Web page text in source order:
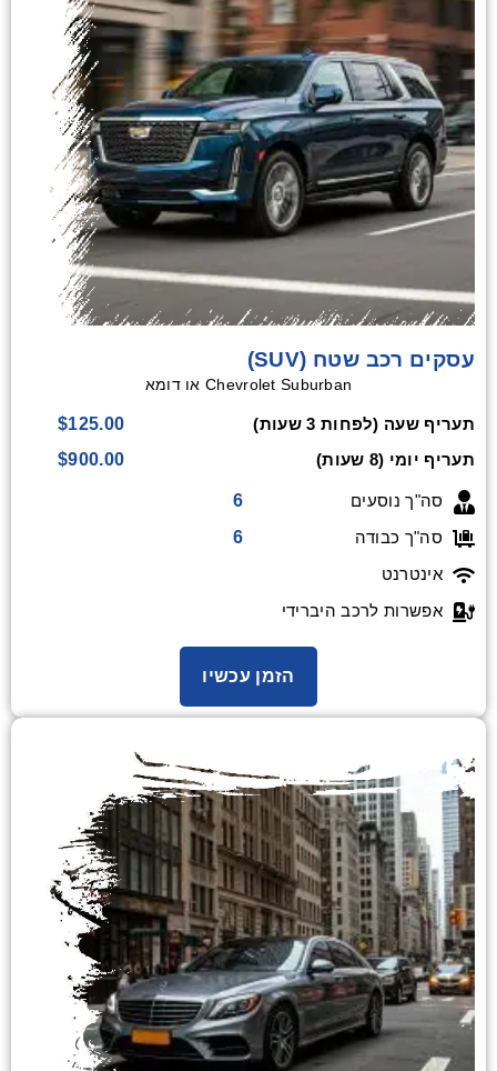
עסקים רכב שטח (SUV)
Chevrolet Suburban או דומא
תעריף שעה (לפחות 3 שעות)
$125.00
תעריף יומי (8 שעות)
$900.00
סה"ך נוסעים
6
סה"ך כבודה
6
אינטרנט
אפשרות לרכב היברידי
הזמן עכשיו